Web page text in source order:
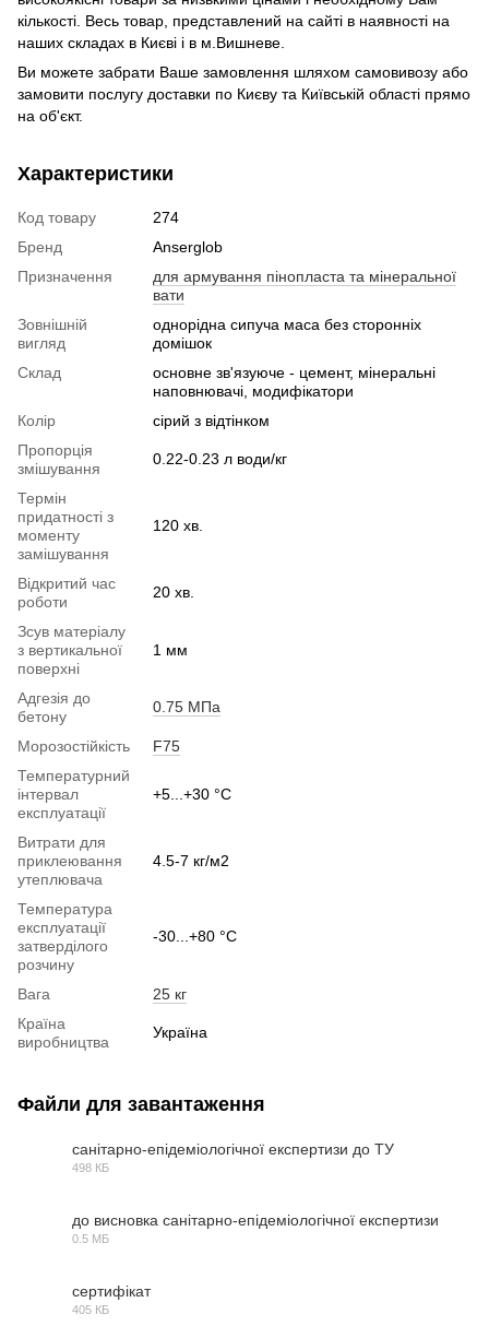
кількості. Весь товар, представлений на сайті в наявності на
наших складах в Києві і в м.Вишневе.
Ви можете забрати Ваше замовлення шляхом самовивозу або
замовити послугу доставки по Києву та Київській області прямо
на об'єкт.
Характеристики
Код товару
274
Бренд
Anserglob
Призначення
для армування пінопласта та мінеральної
вати
Зовнішній
вигляд
однорідна сипуча маса без сторонніх
домішок
Склад
основне зв'язуюче - цемент, мінеральні
наповнювачі, модифікатори
Колір
сірий з відтінком
Пропорція
змішування
0.22-0.23 л води/кг
Термін
придатності з
моменту
замішування
120 хв.
Відкритий час
роботи
20 хв.
Зсув матеріалу
з вертикальної
поверхні
1 мм
Адгезія до
бетону
0.75 МПа
Морозостійкість
F75
Температурний
інтервал
експлуатації
+5...+30 °С
Витрати для
приклеювання
утеплювача
4.5-7 кг/м2
Температура
експлуатації
затверділого
розчину
-30...+80 °С
Вага
25 кг
Країна
виробництва
Україна
Файли для завантаження
санітарно-епідеміологічної експертизи до ТУ
498 КБ
до висновка санітарно-епідеміологічної експертизи
0.5 МБ
сертифікат
405 КБ